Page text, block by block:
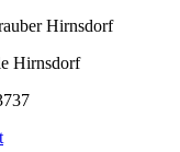
Hirnsdorf
Hirnsdorf